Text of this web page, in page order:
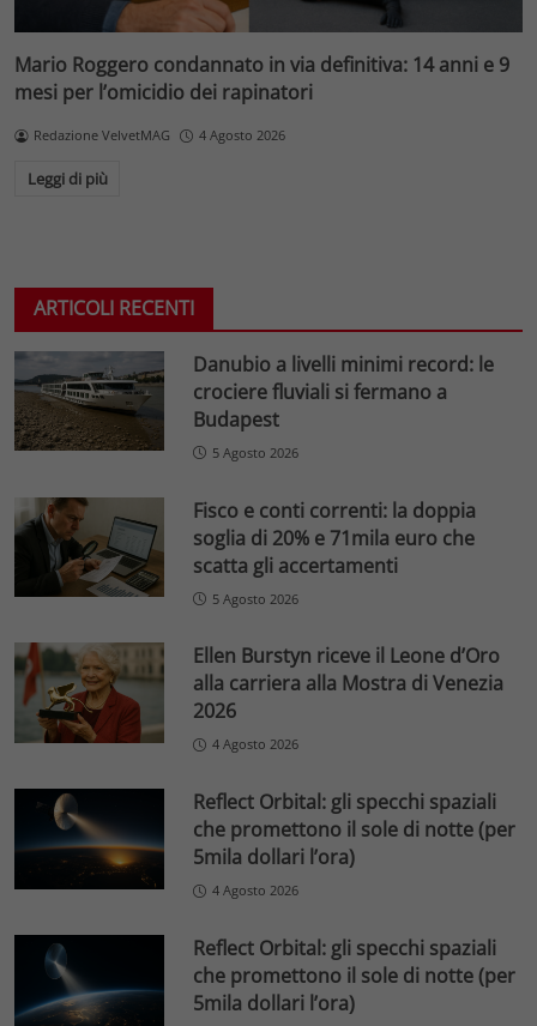
Mario Roggero condannato in via definitiva: 14 anni e 9
mesi per l’omicidio dei rapinatori
Redazione VelvetMAG 4 Agosto 2026
Leggi di più
ARTICOLI RECENTI
Danubio a livelli minimi record: le
crociere fluviali si fermano a
Budapest
5 Agosto 2026
Fisco e conti correnti: la doppia
soglia di 20% e 71mila euro che
scatta gli accertamenti
5 Agosto 2026
Ellen Burstyn riceve il Leone d’Oro
alla carriera alla Mostra di Venezia
2026
4 Agosto 2026
Reflect Orbital: gli specchi spaziali
che promettono il sole di notte (per
5mila dollari l’ora)
4 Agosto 2026
Reflect Orbital: gli specchi spaziali
che promettono il sole di notte (per
5mila dollari l’ora)